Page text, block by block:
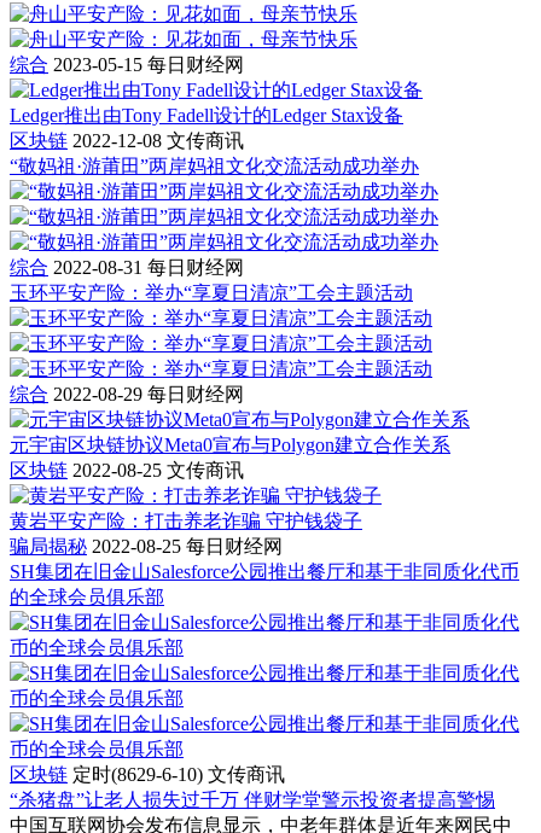
综合 2023-05-15 每日财经网
Ledger推出由Tony Fadell设计的Ledger Stax设备
区块链 2022-12-08 文传商讯
“敬妈祖·游莆田”两岸妈祖文化交流活动成功举办
综合 2022-08-31 每日财经网
玉环平安产险：举办“享夏日清凉”工会主题活动
综合 2022-08-29 每日财经网
元宇宙区块链协议Meta0宣布与Polygon建立合作关系
区块链 2022-08-25 文传商讯
黄岩平安产险：打击养老诈骗 守护钱袋子
骗局揭秘 2022-08-25 每日财经网
SH集团在旧金山Salesforce公园推出餐厅和基于非同质化代币
的全球会员俱乐部
区块链 定时(8629-6-10) 文传商讯
“杀猪盘”让老人损失过千万 伴财学堂警示投资者提高警惕
中国互联网协会发布信息显示，中老年群体是近年来网民中